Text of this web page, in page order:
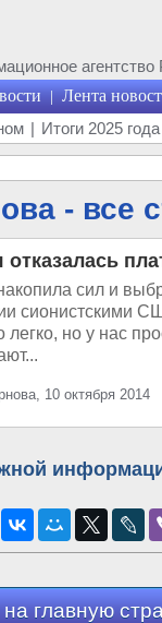
| Лента
| Итоги 2025 года
- все
отказалась
сил и
сионистскими
легко, но у нас
10 октября 2014
главную